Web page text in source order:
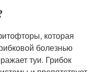
которая
болезнью
туи. Грибок